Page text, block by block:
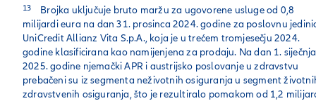
13 Brojka uključuje bruto maržu za ugovorene usluge od 0,8
milijardi eura na dan 31. prosinca 2024. godine za poslovnu
UniCredit Allianz Vita S.p.A., koja je u trećem tromjesečju 2024.
godine klasificirana kao namijenjena za prodaju. Na dan 1. siječnja
2025. godine njemački APR i austrijsko poslovanje u zdravstvu
prebačeni su iz segmenta neživotnih osiguranja u segment
zdravstvenih osiguranja, što je rezultiralo pomakom od 1,2